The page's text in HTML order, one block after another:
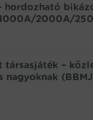
hordozható
2000A/
társasjáték –
nagyoknak